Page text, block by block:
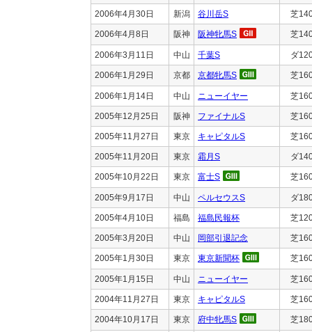
2006年4月30日 新潟 谷川岳S 芝
2006年4月8日 阪神 阪神牝馬S 芝
2006年3月11日 中山 千葉S ダ
2006年1月29日 京都 京都牝馬S 芝
2006年1月14日 中山 ニューイヤー 芝
2005年12月25日 阪神 ファイナルS 芝
2005年11月27日 東京 キャピタルS 芝
2005年11月20日 東京 霜月S ダ
2005年10月22日 東京 富士S 芝
2005年9月17日 中山 ペルセウスS ダ
2005年4月10日 福島 福島民報杯 芝
2005年3月20日 中山 岡部引退記念 芝
2005年1月30日 東京 東京新聞杯 芝
2005年1月15日 中山 ニューイヤー 芝
2004年11月27日 東京 キャピタルS 芝
2004年10月17日 東京 府中牝馬S 芝